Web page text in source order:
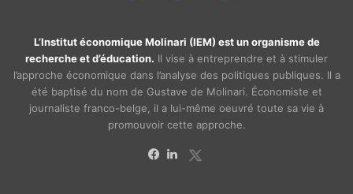
L’Institut économique Molinari (IEM) est un organisme de
recherche et d’éducation. Il vise à entreprendre et à stimuler
l’approche économique dans l’analyse des politiques publiques. Il a
été baptisé du nom de Gustave de Molinari. Économiste et
journaliste franco-belge, il a lui-même oeuvré toute sa vie à
promouvoir cette approche.